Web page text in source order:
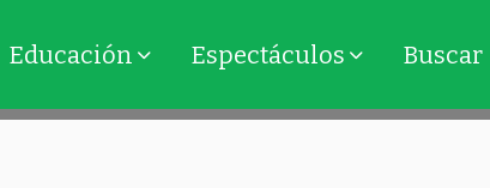
Educación Espectáculos Buscar